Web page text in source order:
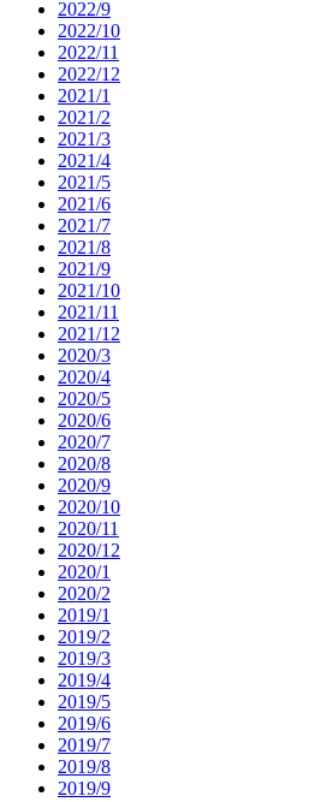
2022/9
2022/10
2022/11
2022/12
2021/1
2021/2
2021/3
2021/4
2021/5
2021/6
2021/7
2021/8
2021/9
2021/10
2021/11
2021/12
2020/3
2020/4
2020/5
2020/6
2020/7
2020/8
2020/9
2020/10
2020/11
2020/12
2020/1
2020/2
2019/1
2019/2
2019/3
2019/4
2019/5
2019/6
2019/7
2019/8
2019/9